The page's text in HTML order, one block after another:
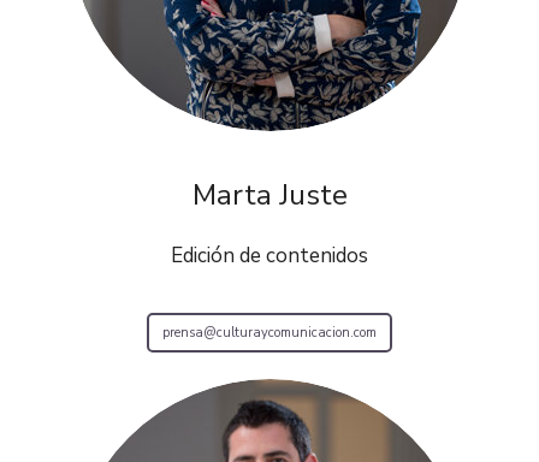
Marta Juste
Edición de contenidos
prensa@culturaycomunicacion.com